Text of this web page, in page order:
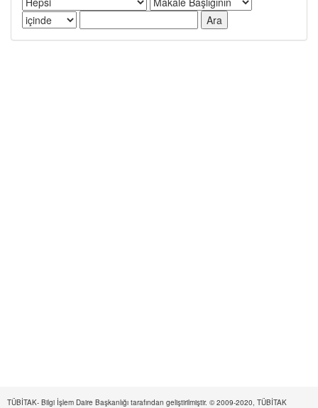
TÜBİTAK- Bilgi İşlem Daire Başkanlığı tarafından geliştirilmiştir. © 2009-2020, TÜBİTAK